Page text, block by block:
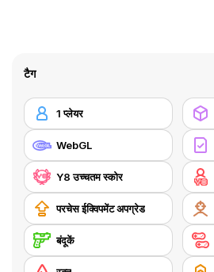
टैग
1 प्लेयर
WebGL
Y8 उच्चतम स्कोर
परचेस ईक्विपमेंट अपग्रेड
बंदूकें